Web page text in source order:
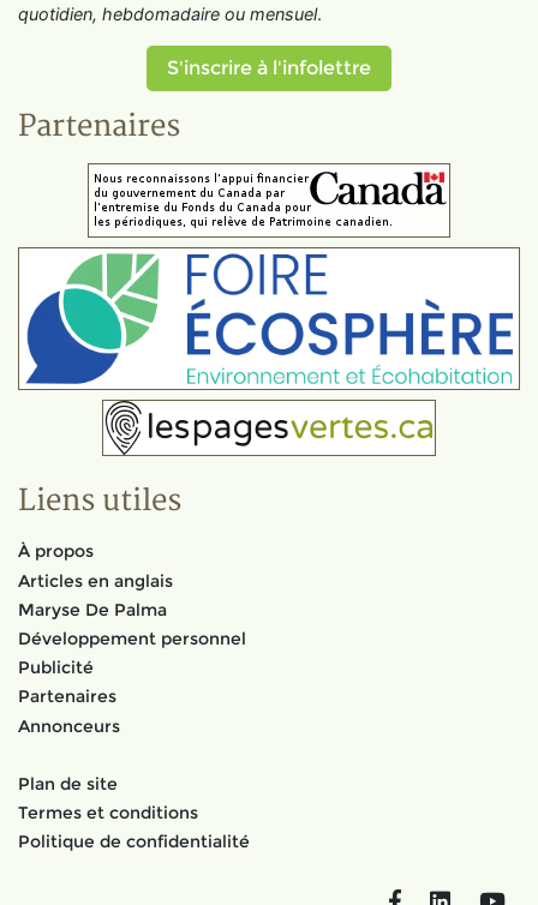
quotidien, hebdomadaire ou mensuel.
S'inscrire à l'infolettre
Partenaires
Liens utiles
À propos
Articles en anglais
Maryse De Palma
Développement personnel
Publicité
Partenaires
Annonceurs
Plan de site
Termes et conditions
Politique de confidentialité